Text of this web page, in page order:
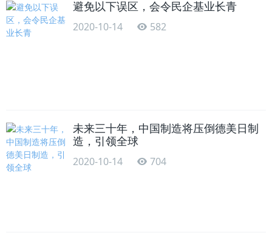
避免以下误区，会令民企基业长青
2020-10-14 582
未来三十年，中国制造将压倒德美日制
造，引领全球
2020-10-14 704